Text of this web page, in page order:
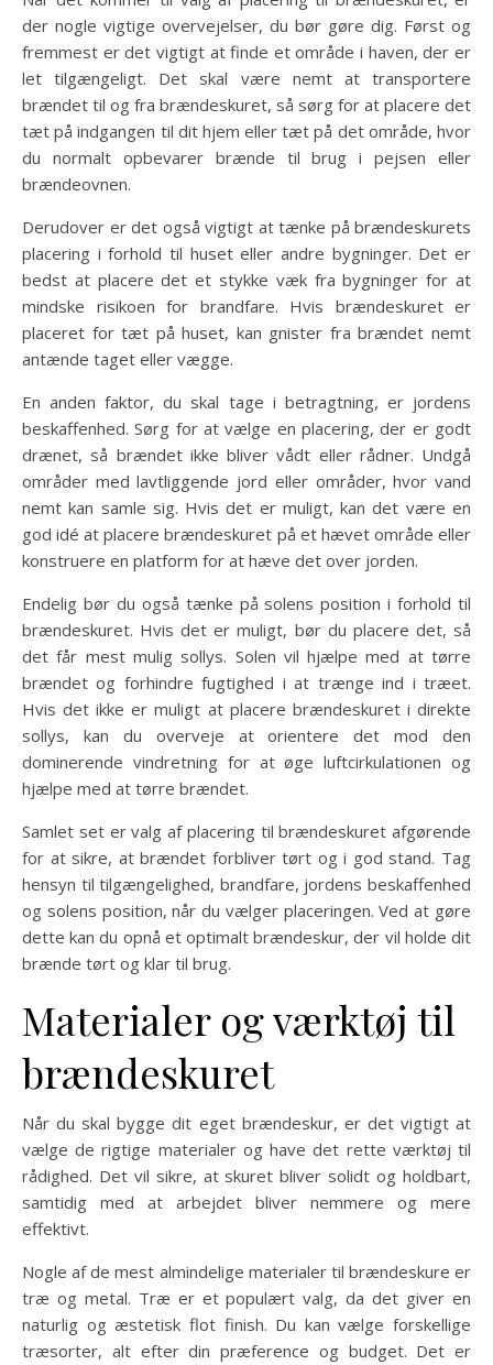
der nogle vigtige overvejelser, du bør gøre dig. Først og
fremmest er det vigtigt at finde et område i haven, der er
let tilgængeligt. Det skal være nemt at transportere
brændet til og fra brændeskuret, så sørg for at placere det
tæt på indgangen til dit hjem eller tæt på det område, hvor
du normalt opbevarer brænde til brug i pejsen eller
brændeovnen.
Derudover er det også vigtigt at tænke på brændeskurets
placering i forhold til huset eller andre bygninger. Det er
bedst at placere det et stykke væk fra bygninger for at
mindske risikoen for brandfare. Hvis brændeskuret er
placeret for tæt på huset, kan gnister fra brændet nemt
antænde taget eller vægge.
En anden faktor, du skal tage i betragtning, er jordens
beskaffenhed. Sørg for at vælge en placering, der er godt
drænet, så brændet ikke bliver vådt eller rådner. Undgå
områder med lavtliggende jord eller områder, hvor vand
nemt kan samle sig. Hvis det er muligt, kan det være en
god idé at placere brændeskuret på et hævet område eller
konstruere en platform for at hæve det over jorden.
Endelig bør du også tænke på solens position i forhold til
brændeskuret. Hvis det er muligt, bør du placere det, så
det får mest mulig sollys. Solen vil hjælpe med at tørre
brændet og forhindre fugtighed i at trænge ind i træet.
Hvis det ikke er muligt at placere brændeskuret i direkte
sollys, kan du overveje at orientere det mod den
dominerende vindretning for at øge luftcirkulationen og
hjælpe med at tørre brændet.
Samlet set er valg af placering til brændeskuret afgørende
for at sikre, at brændet forbliver tørt og i god stand. Tag
hensyn til tilgængelighed, brandfare, jordens beskaffenhed
og solens position, når du vælger placeringen. Ved at gøre
dette kan du opnå et optimalt brændeskur, der vil holde dit
brænde tørt og klar til brug.
Materialer og værktøj til
brændeskuret
Når du skal bygge dit eget brændeskur, er det vigtigt at
vælge de rigtige materialer og have det rette værktøj til
rådighed. Det vil sikre, at skuret bliver solidt og holdbart,
samtidig med at arbejdet bliver nemmere og mere
effektivt.
Nogle af de mest almindelige materialer til brændeskure er
træ og metal. Træ er et populært valg, da det giver en
naturlig og æstetisk flot finish. Du kan vælge forskellige
træsorter, alt efter din præference og budget. Det er